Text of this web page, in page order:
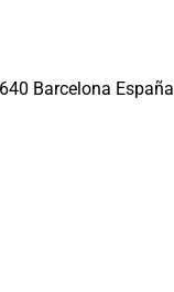
Barcelona España